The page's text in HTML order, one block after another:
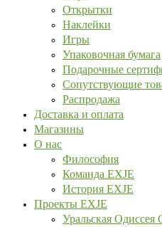
Открытки
Наклейки
Игры
Упаковочная бумага
Подарочные
Сопутствующие
Распродажа
Доставка и оплата
Магазины
О нас
Философия
Команда EXJE
История EXJE
Проекты EXJE
Уральская Одиссея